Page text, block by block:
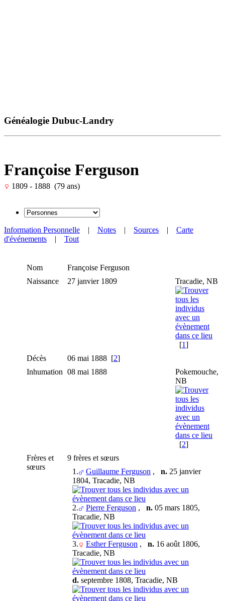
Généalogie Dubuc-Landry
Françoise Ferguson
1809 - 1888 (79 ans)
Information Personnelle | Notes | Sources | Carte
d'événements | Tout
Nom Françoise Ferguson
Naissance
27 janvier 1809 Tracadie, NB
[1]
Décès
06 mai 1888 [2]
Inhumation 08 mai 1888
Pokemouche,
NB
[2]
Frères et
sœurs
9 frères et sœurs
1.
Guillaume Ferguson , n. 25 janvier
1804, Tracadie, NB
2. Pierre Ferguson , n. 05 mars 1805,
Tracadie, NB
3. Esther Ferguson , n. 16 août 1806,
Tracadie, NB
d. septembre 1808, Tracadie, NB